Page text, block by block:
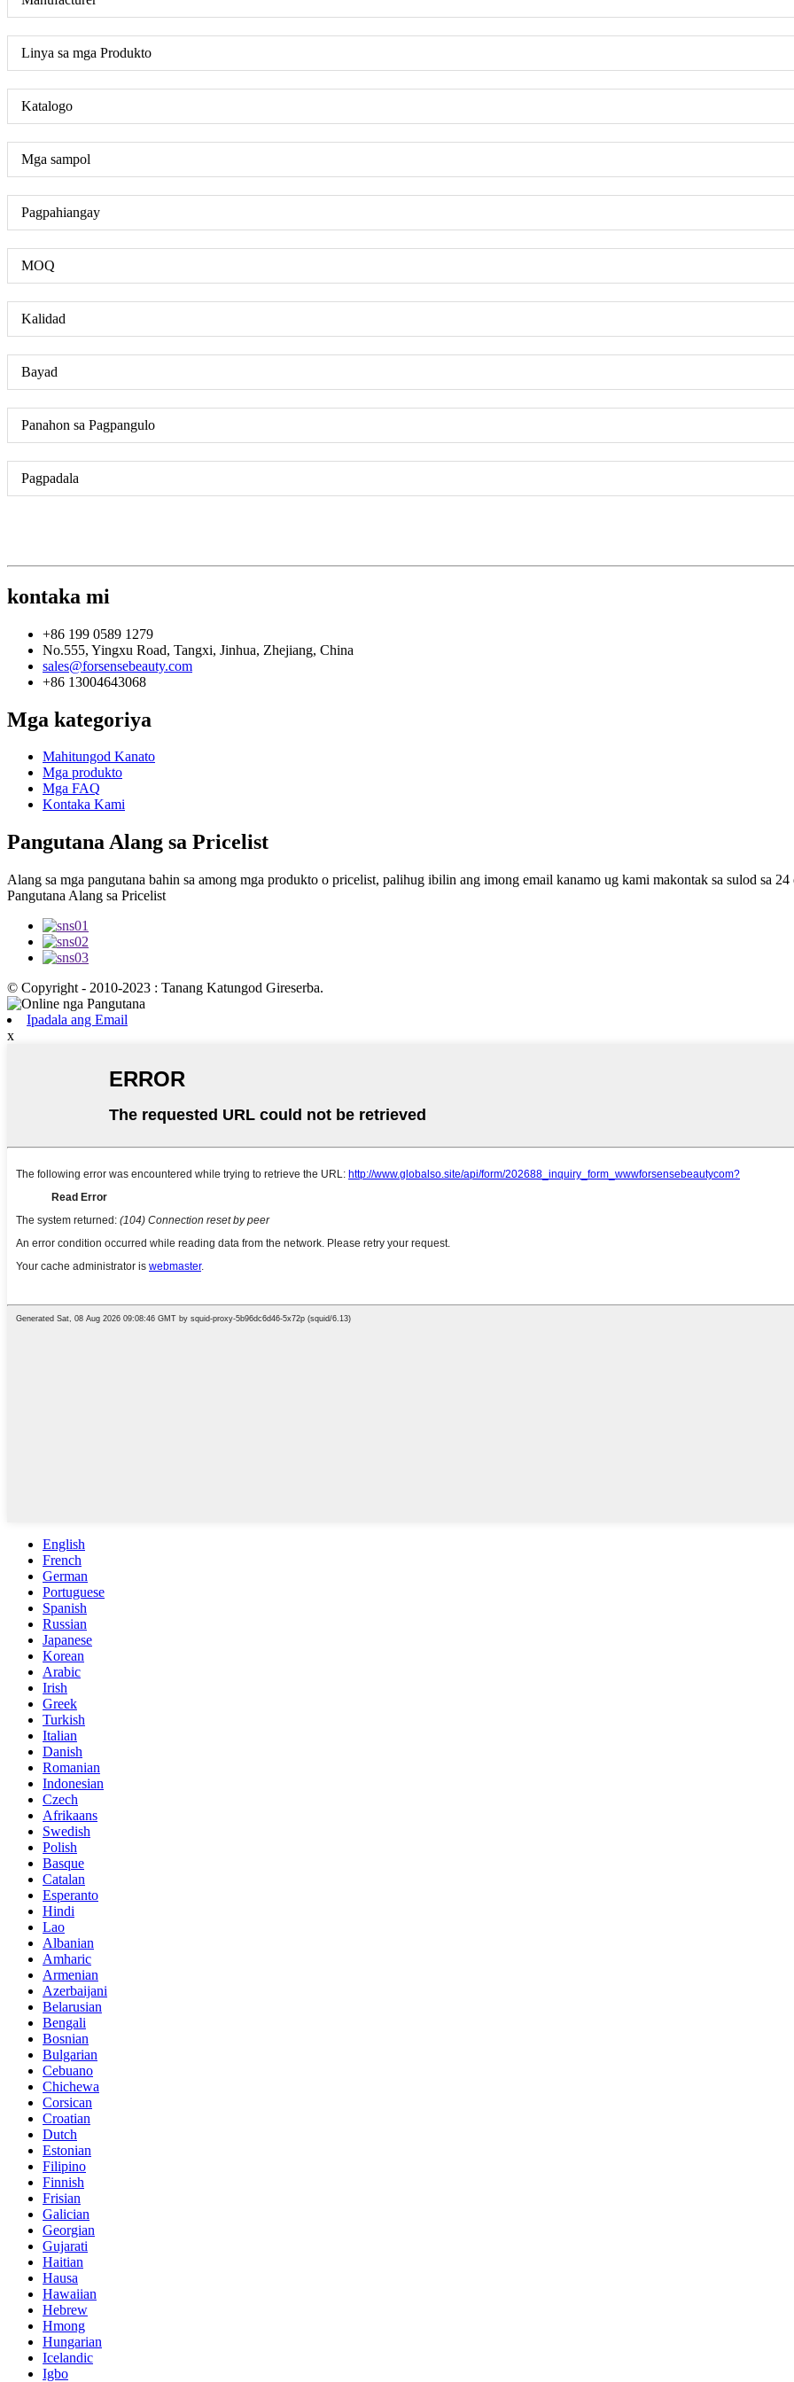
Linya sa mga Produkto
Katalogo
Mga sampol
Pagpahiangay
MOQ
Kalidad
Bayad
Panahon sa Pagpangulo
Pagpadala
kontaka mi
+86 199 0589 1279
No.555, Yingxu Road, Tangxi, Jinhua, Zhejiang, China
sales@forsensebeauty.com
+86 13004643068
Mga kategoriya
Mahitungod Kanato
Mga produkto
Mga FAQ
Kontaka Kami
Pangutana Alang sa Pricelist
Alang sa mga pangutana bahin sa among mga produkto o pricelist, palihug ibilin ang imong email kanamo ug kami makontak sa sulod sa 24
Pangutana Alang sa Pricelist
© Copyright - 2010-2023 : Tanang Katungod Gireserba.
Ipadala ang Email
x
English
French
German
Portuguese
Spanish
Russian
Japanese
Korean
Arabic
Irish
Greek
Turkish
Italian
Danish
Romanian
Indonesian
Czech
Afrikaans
Swedish
Polish
Basque
Catalan
Esperanto
Hindi
Lao
Albanian
Amharic
Armenian
Azerbaijani
Belarusian
Bengali
Bosnian
Bulgarian
Cebuano
Chichewa
Corsican
Croatian
Dutch
Estonian
Filipino
Finnish
Frisian
Galician
Georgian
Gujarati
Haitian
Hausa
Hawaiian
Hebrew
Hmong
Hungarian
Icelandic
Igbo